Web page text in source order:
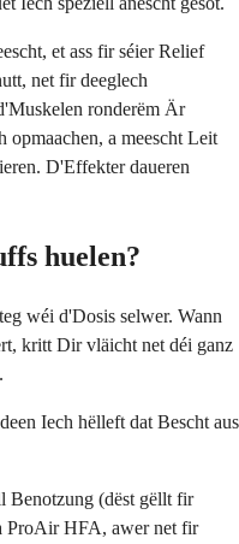
et ass fir séier Relief
net fir deeglech
ronderëm Är
opmaachen, a meescht Leit
D'Effekter daueren
huelen?
wéi d'Dosis selwer. Wann
kritt Dir vläicht net déi ganz
Iech hëlleft dat Bescht aus
Benotzung (dëst gëllt fir
ProAir HFA, awer net fir